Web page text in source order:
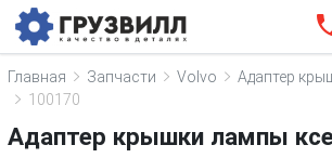
Главная Запчасти Volvo
Адаптер
100170
Адаптер крышки лампы